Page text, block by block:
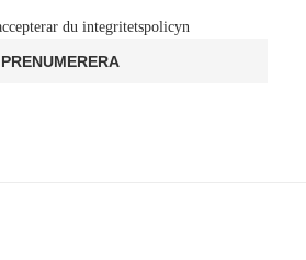
du integritetspolicyn